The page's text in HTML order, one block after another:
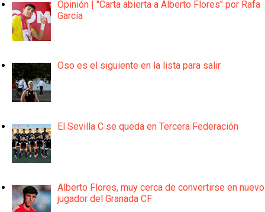
Opinión | "Carta abierta a Alberto Flores" por Rafa
García
Oso es el siguiente en la lista para salir
El Sevilla C se queda en Tercera Federación
Alberto Flores, muy cerca de convertirse en nuevo
jugador del Granada CF